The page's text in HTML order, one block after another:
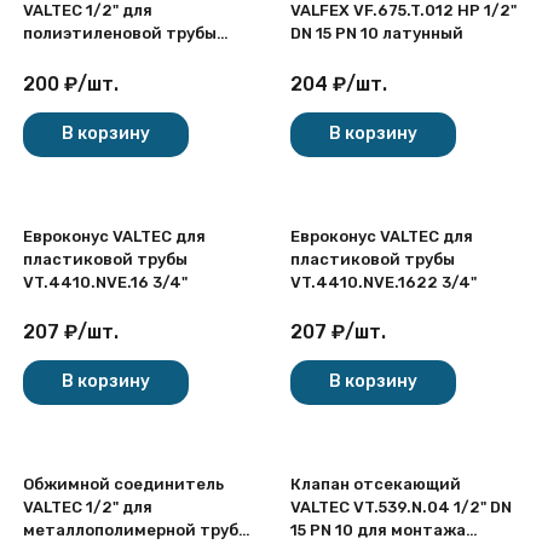
VALTEC 1/2" для
полиэтиленовой трубы
200 ₽/шт.
В корзину
VALFEX VF.675.T.012 НР 1/2"
DN 15 PN 10 латунный
204 ₽/шт.
В корзину
Евроконус VALTEC для
пластиковой трубы
VT.4410.NVE.16 3/4"
207 ₽/шт.
В корзину
Евроконус VALTEC для
пластиковой трубы
VT.4410.NVE.1622 3/4"
207 ₽/шт.
В корзину
Обжимной соединитель
VALTEC 1/2" для
металлополимерной трубы
Клапан отсекающий
VALTEC VT.539.N.04 1/2" DN
15 PN 10 для монтажа